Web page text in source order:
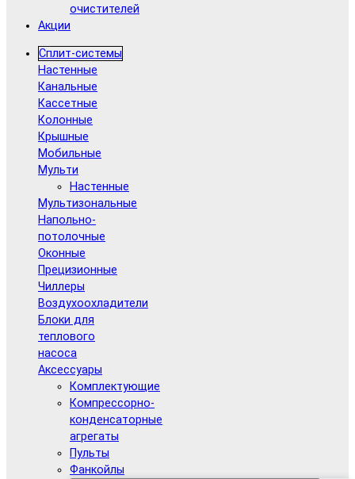
очистителей
Акции
Сплит-системы
Настенные
Канальные
Кассетные
Колонные
Крышные
Мобильные
Мульти
Настенные
Мультизональные
Напольно-
потолочные
Оконные
Прецизионные
Чиллеры
Воздухоохладители
Блоки для
теплового
насоса
Аксессуары
Комплектующие
Компрессорно-
конденсаторные
агрегаты
Пульты
Фанкойлы